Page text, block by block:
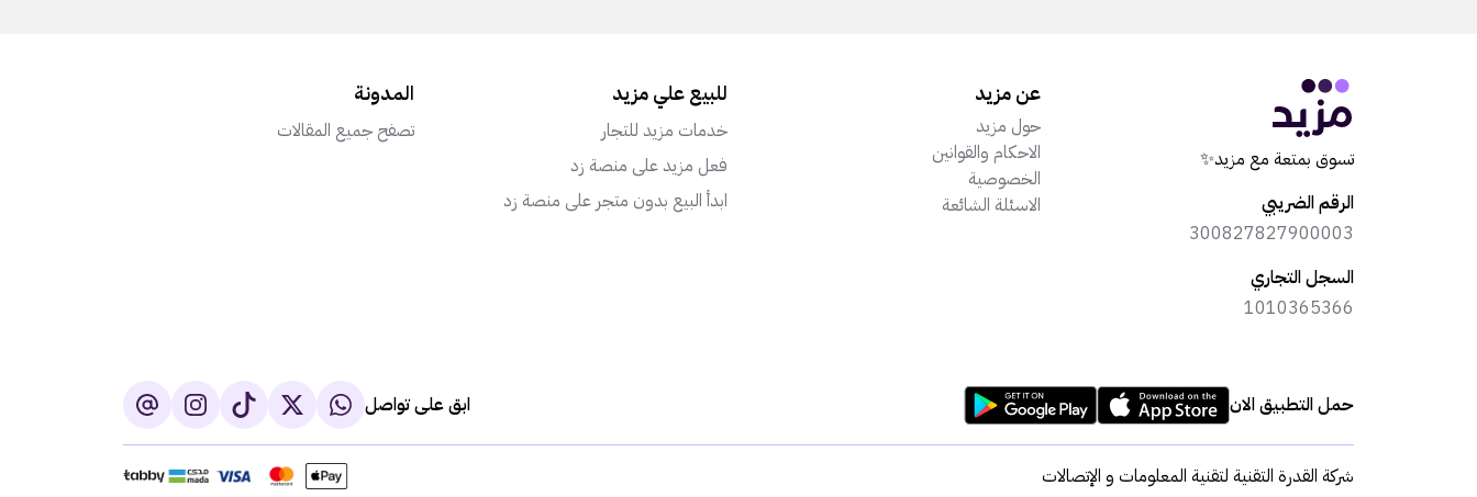
تسوق بمتعة مع مزيد✨
الرقم الضريبي
300827827900003
السجل التجاري
1010365366
عن مزيد
حول مزيد
الاحكام والقوانين
الخصوصية
الاسئلة الشائعة
للبيع علي مزيد
خدمات مزيد للتجار
فعل مزيد على منصة زد
ابدأ البيع بدون متجر على منصة زد
المدونة
تصفح جميع المقالات
حمل التطبيق الان ابق على تواصل
شركة القدرة التقنية لتقنية المعلومات و الإتصالات